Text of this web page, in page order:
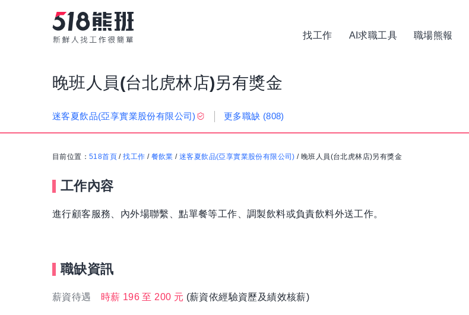
找工作 AI求職工具 職場熊報
晚班人員(台北虎林店)另有獎金
迷客夏飲品(亞享實業股份有限公司) 更多職缺 (808)
目前位置： 518首頁 /找工作 / 餐飲業 /迷客夏飲品(亞享實業股份有限公司) /晚班人員(台北虎林店)另有獎金
工作內容
進行顧客服務、內外場聯繫、點單餐等工作、調製飲料或負責飲料外送工作。
職缺資訊
薪資待遇 時薪 196 至 200 元 (薪資依經驗資歷及績效核薪)